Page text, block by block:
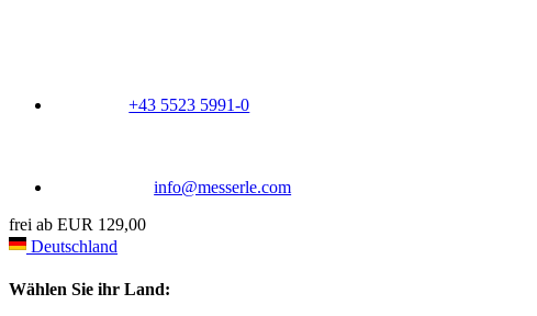
+43 5523 5991-0
info@messerle.com
frei ab EUR 129,00
Deutschland
Wählen Sie ihr Land: